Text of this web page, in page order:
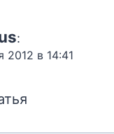
:
2012 в 14:41